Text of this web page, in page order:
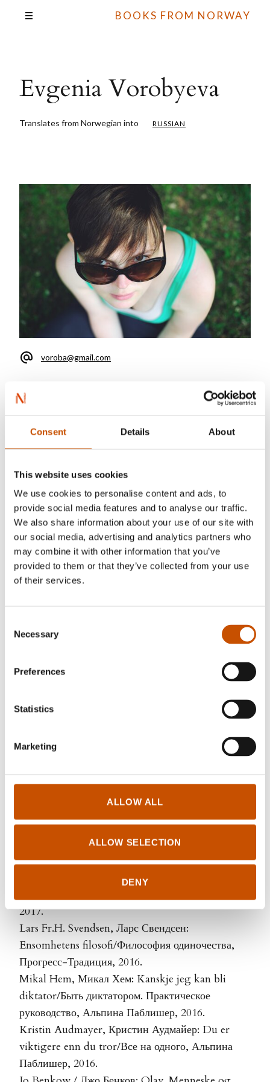
Consent Details About
This website uses cookies
We use cookies to personalise content and ads, to
provide social media features and to analyse our traffic.
We also share information about your use of our site with
our social media, advertising and analytics partners who
may combine it with other information that you’ve
provided to them or that they’ve collected from your use
of their services.
Selection
Necessary
Preferences
Statistics
Marketing
ALLOW ALL
ALLOW SELECTION
DENY
BOOKS FROM NORWAY
Evgenia Vorobyeva
Translates from Norwegian into RUSSIAN
voroba@gmail.com
PhD in linguistics (german languages) from St.
Petersburg State University (2011).
University.
Teacher of Norwegian.
Freelance translator of non-fiction and fiction
from Norwegian and English.
Language enthusiast.
Steinar Bjartveit, Стейнар Бьяртвейт: Odyssevs/
Steffen Kverneland, Стеффен Квернеланн:
Маргинем Пресс, 2018.
Исчезнувшие страны, ТЕКСТ, 2018.
Anders Kvammen, Андерс Кваммен:
Ungdomsskolen/Старшая школа, Бумкнига,
Mari Grinde Arntzen, Мари Гринде Арнтцен:
Kleskoden. Den nakne sannheten om mote/
2017.
Lars Fr.H. Svendsen, Ларс Свендсен:
Ensomhetens filosofi/Философия одиночества,
Прогресс-Традиция, 2016.
Mikal Hem, Микал Хем: Kanskje jeg kan bli
diktator/Быть диктатором. Практическое
руководство, Альпина Паблишер, 2016.
Kristin Audmayer, Кристин Аудмайер: Du er
viktigere enn du tror/Все на одного, Альпина
Паблишер, 2016.